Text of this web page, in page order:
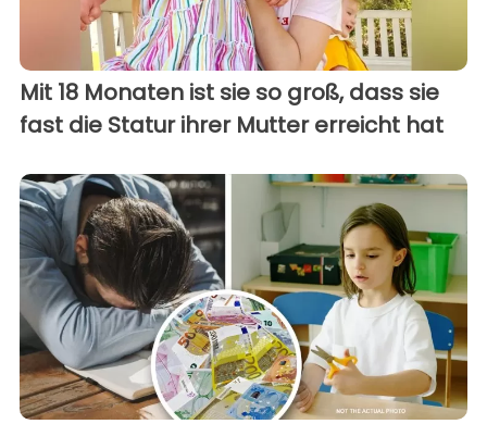
Mit 18 Monaten ist sie so groß, dass sie
fast die Statur ihrer Mutter erreicht hat